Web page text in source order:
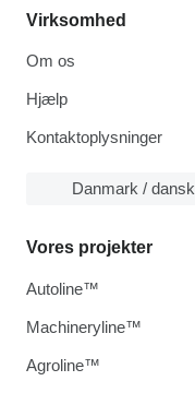
Virksomhed
Om os
Hjælp
Kontaktoplysninger
Danmark / dansk
Vores projekter
Autoline™
Machineryline™
Agroline™